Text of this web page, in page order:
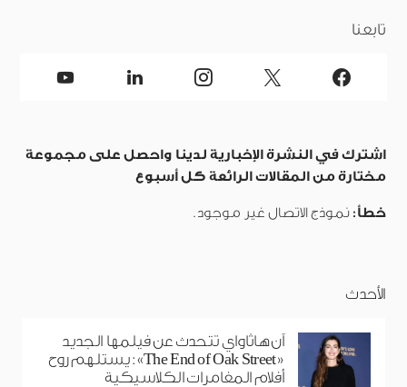
تابعنا
اشترك في النشرة الإخبارية لدينا واحصل على مجموعة
مختارة من المقالات الرائعة كل أسبوع
خطأ: نموذج الاتصال غير موجود.
الأحدث
آن هاثاواي تتحدث عن فيلمها الجديد
«The End of Oak Street»: يستلهم روح
أفلام المغامرات الكلاسيكية